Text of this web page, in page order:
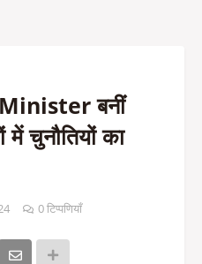
बनीं
चुनौतियों का
0 टिप्पणियाँ